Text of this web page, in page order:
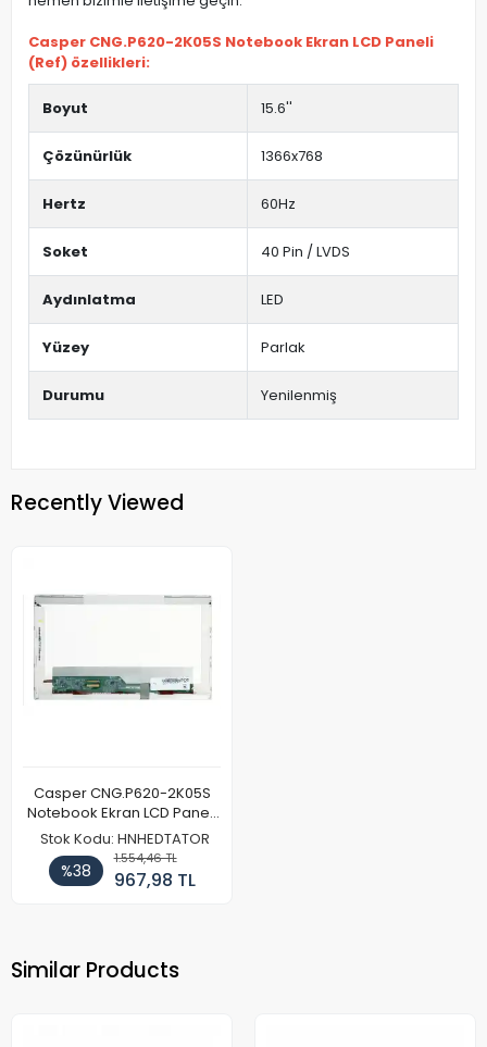
Casper CNG.P620-2K05S Notebook Ekran LCD Paneli
(Ref) özellikleri:
Boyut 15.6''
Çözünürlük 1366x768
Hertz 60Hz
Soket 40 Pin / LVDS
Aydınlatma LED
Yüzey Parlak
Durumu Yenilenmiş
Recently Viewed
Casper CNG.P620-2K05S
Notebook Ekran LCD Paneli
(Ref)
Stok Kodu: HNHEDTATOR
%38
1.554,46 TL
967,98 TL
Similar Products